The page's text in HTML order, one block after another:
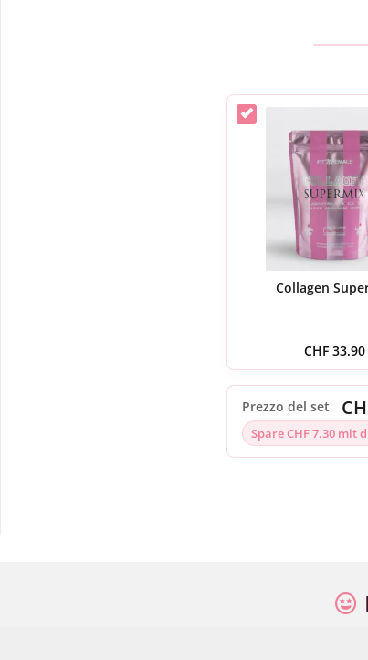
Collagen
CHF33.90
Prezzo del set
Spare CHF 7.30 mit